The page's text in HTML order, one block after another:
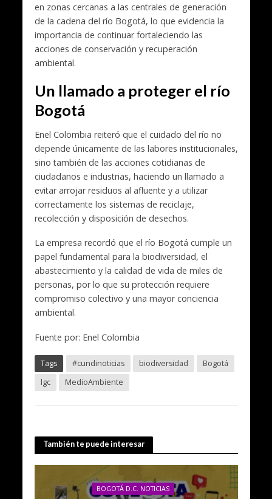
en zonas cercanas a las centrales de generación
de la cadena del río Bogotá, lo que evidencia la
importancia de continuar fortaleciendo las
acciones de conservación y recuperación
ambiental.
Un llamado a proteger el río
Bogotá
Enel Colombia reiteró que el cuidado del río no
depende únicamente de las labores institucionales,
sino también de las acciones cotidianas de
ciudadanos e industrias, haciendo un llamado a
evitar arrojar residuos al afluente y a utilizar
correctamente los sistemas de reciclaje,
recolección y disposición de desechos.
La empresa recordó que el río Bogotá cumple un
papel fundamental para la biodiversidad, el
abastecimiento y la calidad de vida de miles de
personas, por lo que su protección requiere
compromiso colectivo y una mayor conciencia
ambiental.
Fuente por: Enel Colombia
Tags #cundinoticias biodiversidad
Bogotá
lgc
MedioAmbiente
También te puede interesar
BOGOTÁ D.C. NOTICIAS